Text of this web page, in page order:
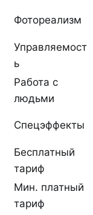
Фотореализм
Управляемост
ь
Работа с
людьми
Спецэффекты
Бесплатный
тариф
Мин. платный
тариф